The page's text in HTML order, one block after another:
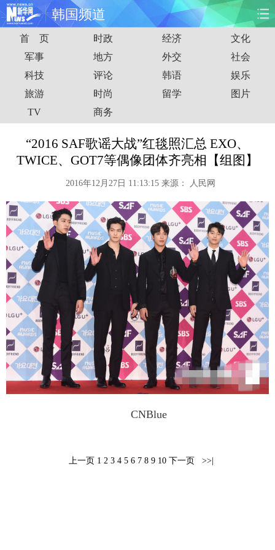
韩国频道
首页 时政 国际 财经
娱乐 体育 人事 教育
时尚 思客
港澳 台湾 华人 汽车
能源 房产 公司
图片 视频 彩票 食品
旅游 健康 信息化 数据
金融 公益 军事 无人机
富媒体 摄影 新华广播
新华电视中文 新华电视英文 返回PC
首 页 时政 经济
文化
军事
地方 外交
社会
科技
评论 韩语
娱乐
旅游
时尚 留学
图片
TV
商务
“2016 SAF歌谣大战”红毯照汇总 EXO、
TWICE、GOT7等偶像团体齐亮相【组图】
2016年12月27日 11:13:15 来源： 人民网
CNBlue
上一页 1 2 3 4 5 6 7 8 9 10 下一页 >>|